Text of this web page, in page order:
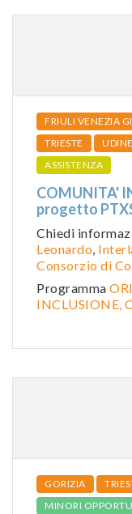
FRIULI VENEZIA
TRIESTE
UDINE
ASSISTENZA
COMUNITA'
progetto
Chiedi
Leonardo,
Consorzio di
Programma
INCLUSIONE,
GORIZIA
MINORI